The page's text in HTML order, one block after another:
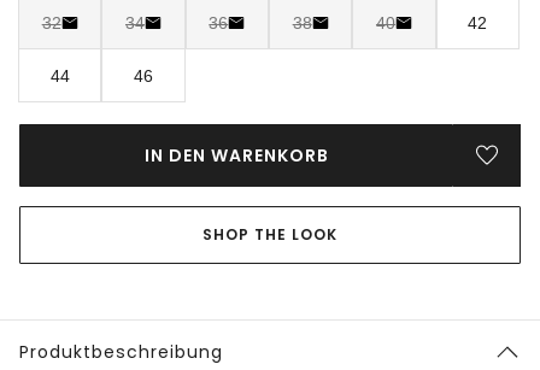
32 34 36 38 40 42
44 46
IN DEN WARENKORB
SHOP THE LOOK
Produktbeschreibung